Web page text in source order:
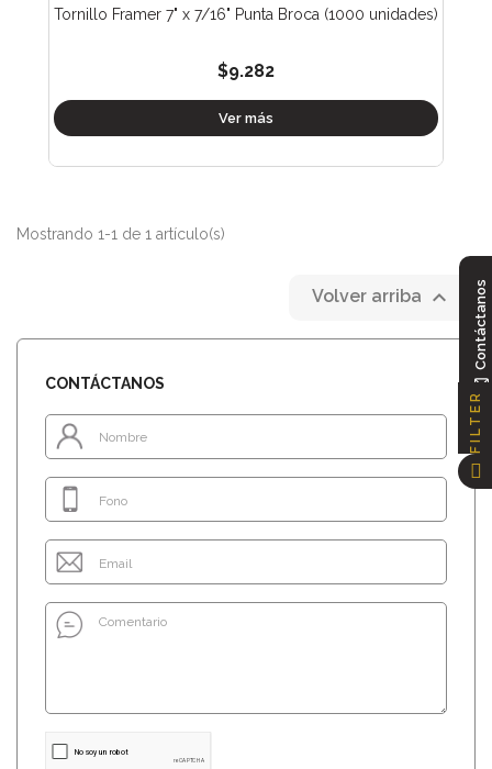
CONTÁCTANOS
Tornillo Framer 7" x 7/16" Punta Broca (1000 unidades)
$9.282
Ver más
Mostrando 1-1 de 1 artículo(s)
Volver arriba  Contáctanos
FILTER